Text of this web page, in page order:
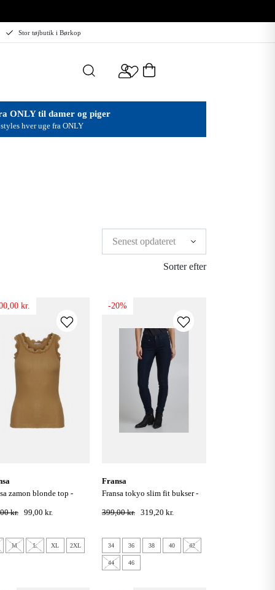
Stor tøjbutik i Børkop
ONLY til damer og piger
hver uge fra ONLY
Sorter efter
kr.
kr. 99,00 kr.
M L XL 2XL
-20%
fransa
fransa tokyo slim fit bukser -
399,00 kr. 319,20 kr.
34 36 38 40 42
44 46